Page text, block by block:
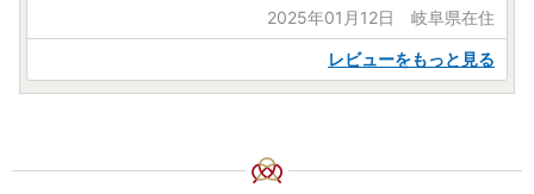
2025年01月12日 岐阜県在住
レビューをもっと見る